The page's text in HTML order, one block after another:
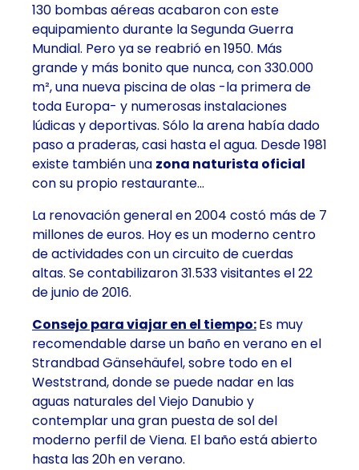
130 bombas aéreas acabaron con este
equipamiento durante la Segunda Guerra
Mundial. Pero ya se reabrió en 1950. Más
grande y más bonito que nunca, con 330.000
m², una nueva piscina de olas -la primera de
toda Europa- y numerosas instalaciones
lúdicas y deportivas. Sólo la arena había dado
paso a praderas, casi hasta el agua. Desde 1981
existe también una zona naturista oficial
con su propio restaurante…
La renovación general en 2004 costó más de 7
millones de euros. Hoy es un moderno centro
de actividades con un circuito de cuerdas
altas. Se contabilizaron 31.533 visitantes el 22
de junio de 2016.
Consejo para viajar en el tiempo:Es muy
recomendable darse un baño en verano en el
Strandbad Gänsehäufel, sobre todo en el
Weststrand, donde se puede nadar en las
aguas naturales del Viejo Danubio y
contemplar una gran puesta de sol del
moderno perfil de Viena. El baño está abierto
hasta las 20h en verano.